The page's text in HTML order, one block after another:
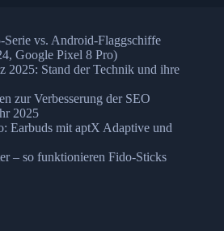
Serie vs. Android-Flaggschiffe
Google Pixel 8 Pro)
2025: Stand der Technik und ihre
zur Verbesserung der SEO
2025
Earbuds mit aptX Adaptive und
– so funktionieren Fido-Sticks